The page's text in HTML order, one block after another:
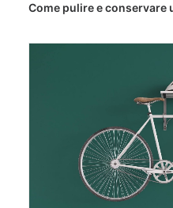
Come pulire e conservare